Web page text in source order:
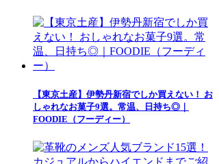
【東京土産】伊勢丹新宿でしか買えない！ お
しゃれなお菓子9選。常温、日持ち◎｜
FOODIE（フーディー）